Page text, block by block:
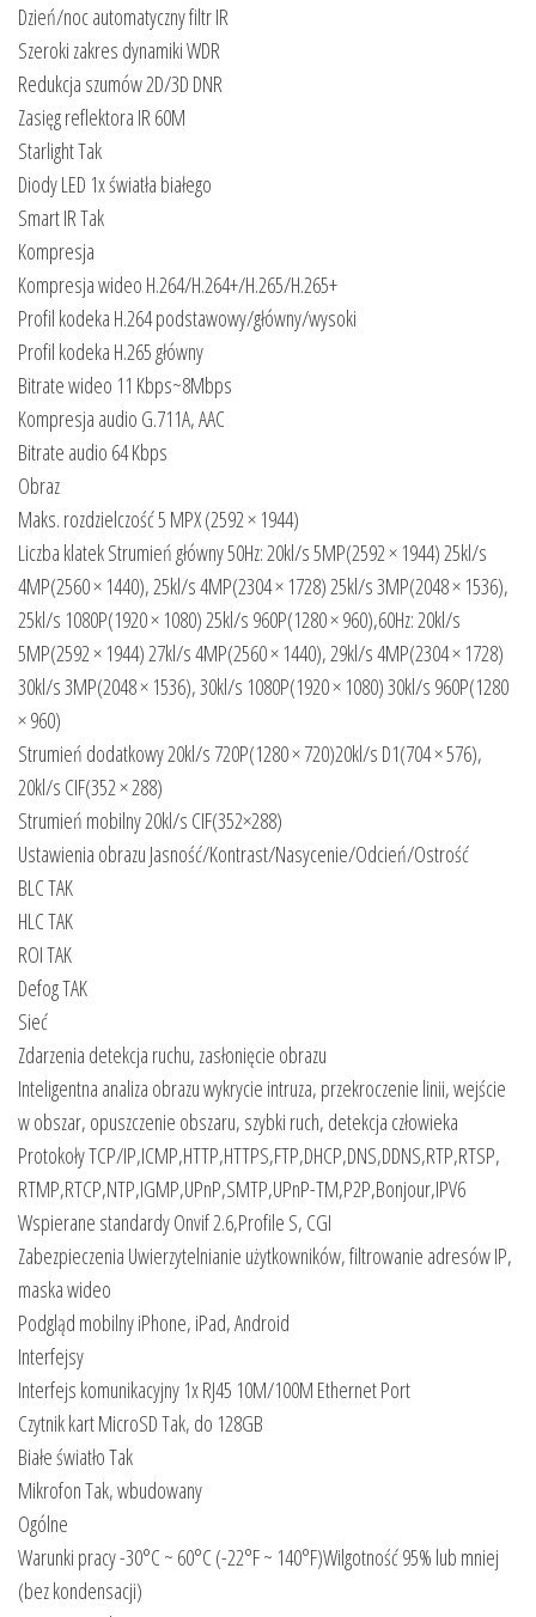
Dzień/noc automatyczny filtr IR
Szeroki zakres dynamiki WDR
Redukcja szumów 2D/3D DNR
Zasięg reflektora IR 60M
Starlight Tak
Diody LED 1x światła białego
Smart IR Tak
Kompresja
Kompresja wideo H.264/H.264+/H.265/H.265+
Profil kodeka H.264 podstawowy/główny/wysoki
Profil kodeka H.265 główny
Bitrate wideo 11 Kbps~8Mbps
Kompresja audio G.711A, AAC
Bitrate audio 64 Kbps
Obraz
Maks. rozdzielczość 5 MPX (2592 × 1944)
Liczba klatek Strumień główny 50Hz: 20kl/s 5MP(2592 × 1944) 25kl/s
4MP(2560 × 1440), 25kl/s 4MP(2304 × 1728) 25kl/s 3MP(2048 × 1536),
25kl/s 1080P(1920 × 1080) 25kl/s 960P(1280 × 960),60Hz: 20kl/s
5MP(2592 × 1944) 27kl/s 4MP(2560 × 1440), 29kl/s 4MP(2304 × 1728)
30kl/s 3MP(2048 × 1536), 30kl/s 1080P(1920 × 1080) 30kl/s 960P(1280
× 960)
Strumień dodatkowy 20kl/s 720P(1280 × 720)20kl/s D1(704 × 576),
20kl/s CIF(352 × 288)
Strumień mobilny 20kl/s CIF(352×288)
Ustawienia obrazu Jasność/Kontrast/Nasycenie/Odcień/Ostrość
BLC TAK
HLC TAK
ROI TAK
Defog TAK
Sieć
Zdarzenia detekcja ruchu, zasłonięcie obrazu
Inteligentna analiza obrazu wykrycie intruza, przekroczenie linii, wejście
w obszar, opuszczenie obszaru, szybki ruch, detekcja człowieka
Protokoły TCP/IP,ICMP,HTTP,HTTPS,FTP,DHCP,DNS,DDNS,RTP,RTSP,
RTMP,RTCP,NTP,IGMP,UPnP,SMTP,UPnP-TM,P2P,Bonjour,IPV6
Wspierane standardy Onvif 2.6,Profile S, CGI
Zabezpieczenia Uwierzytelnianie użytkowników, filtrowanie adresów IP,
maska wideo
Podgląd mobilny iPhone, iPad, Android
Interfejsy
Interfejs komunikacyjny 1x RJ45 10M/100M Ethernet Port
Czytnik kart MicroSD Tak, do 128GB
Białe światło Tak
Mikrofon Tak, wbudowany
Ogólne
Warunki pracy -30°C ~ 60°C (-22°F ~ 140°F)Wilgotność 95% lub mniej
(bez kondensacji)